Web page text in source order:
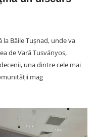
Băile Tușnad, unde va
de Vară Tusványos,
una dintre cele mai
mag